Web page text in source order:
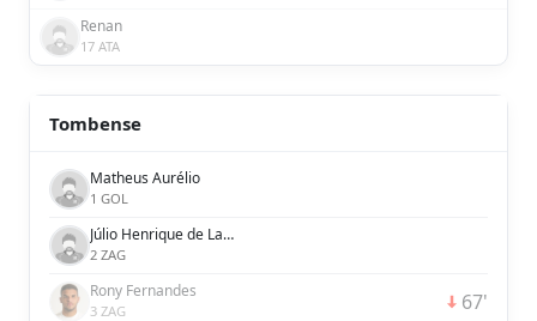
Renan
17 ATA
Tombense
Matheus Aurélio
1 GOL
Júlio Henrique de Lacerda de Paula
2 ZAG
Rony Fernandes
3 ZAG 67'